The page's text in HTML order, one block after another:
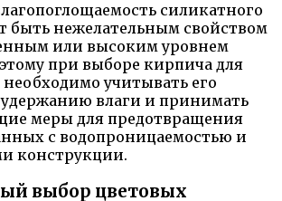
силикатного
быть нежелательным свойством
или высоким уровнем
при выборе кирпича для
необходимо учитывать его
удержанию влаги и принимать
меры для предотвращения
с водопроницаемостью и
конструкции.
выбор цветовых